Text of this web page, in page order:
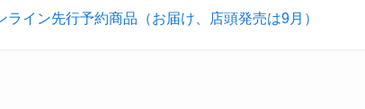
イン先行予約商品（お届け、店頭発売は9月）